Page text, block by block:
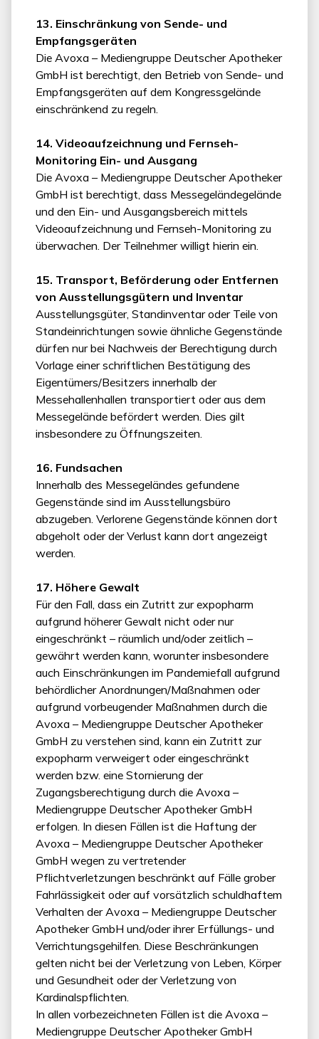
13. Einschränkung von Sende- und
Empfangsgeräten
Die Avoxa – Mediengruppe Deutscher Apotheker
GmbH ist berechtigt, den Betrieb von Sende- und
Empfangsgeräten auf dem Kongressgelände
einschränkend zu regeln.
14. Videoaufzeichnung und Fernseh-
Monitoring Ein- und Ausgang
Die Avoxa – Mediengruppe Deutscher Apotheker
GmbH ist berechtigt, dass Messegeländegelände
und den Ein- und Ausgangsbereich mittels
Videoaufzeichnung und Fernseh-Monitoring zu
überwachen. Der Teilnehmer willigt hierin ein.
15. Transport, Beförderung oder Entfernen
von Ausstellungsgütern und Inventar
Ausstellungsgüter, Standinventar oder Teile von
Standeinrichtungen sowie ähnliche Gegenstände
dürfen nur bei Nachweis der Berechtigung durch
Vorlage einer schriftlichen Bestätigung des
Eigentümers/Besitzers innerhalb der
Messehallenhallen transportiert oder aus dem
Messegelände befördert werden. Dies gilt
insbesondere zu Öffnungszeiten.
16. Fundsachen
Innerhalb des Messegeländes gefundene
Gegenstände sind im Ausstellungsbüro
abzugeben. Verlorene Gegenstände können dort
abgeholt oder der Verlust kann dort angezeigt
werden.
17. Höhere Gewalt
Für den Fall, dass ein Zutritt zur expopharm
aufgrund höherer Gewalt nicht oder nur
eingeschränkt – räumlich und/oder zeitlich –
gewährt werden kann, worunter insbesondere
auch Einschränkungen im Pandemiefall aufgrund
behördlicher Anordnungen/Maßnahmen oder
aufgrund vorbeugender Maßnahmen durch die
Avoxa – Mediengruppe Deutscher Apotheker
GmbH zu verstehen sind, kann ein Zutritt zur
expopharm verweigert oder eingeschränkt
werden bzw. eine Stornierung der
Zugangsberechtigung durch die Avoxa –
Mediengruppe Deutscher Apotheker GmbH
erfolgen. In diesen Fällen ist die Haftung der
Avoxa – Mediengruppe Deutscher Apotheker
GmbH wegen zu vertretender
Pflichtverletzungen beschränkt auf Fälle grober
Fahrlässigkeit oder auf vorsätzlich schuldhaftem
Verhalten der Avoxa – Mediengruppe Deutscher
Apotheker GmbH und/oder ihrer Erfüllungs- und
Verrichtungsgehilfen. Diese Beschränkungen
gelten nicht bei der Verletzung von Leben, Körper
und Gesundheit oder der Verletzung von
Kardinalspflichten.
In allen vorbezeichneten Fällen ist die Avoxa –
Mediengruppe Deutscher Apotheker GmbH